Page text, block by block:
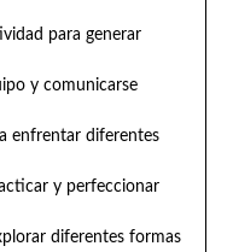
para generar
y comunicarse
enfrentar diferentes
y perfeccionar
diferentes formas